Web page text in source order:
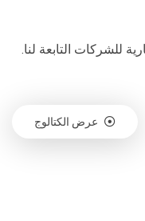
للشركات التابعة لنا.
عرض الكتالوج